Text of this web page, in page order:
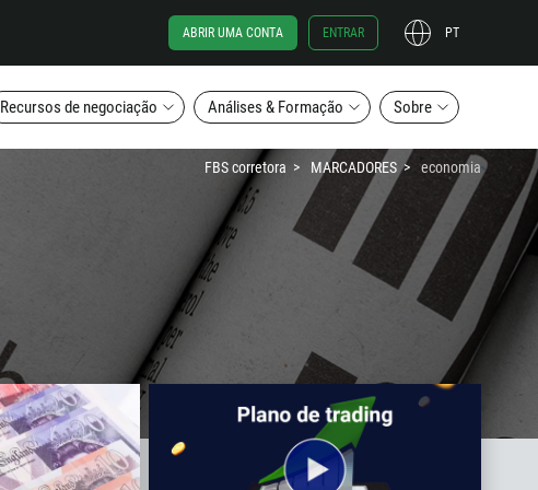
ABRIR UMA CONTA ENTRAR PT
Recursos de negociação Análises & Formação Sobre
FBS corretora MARCADORES economia